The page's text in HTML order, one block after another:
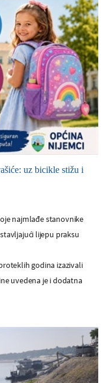
uz bicikle stižu i
najmlađe stanovnike
lijepu praksu
godina izazivali
uvedena je i dodatna